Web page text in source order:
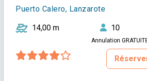
Puerto Calero, Lanzarote
14,00 m 10
Annulation